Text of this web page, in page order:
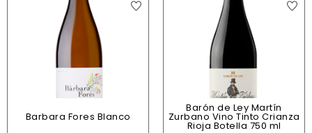
Barbara Fores Blanco
Barón de Ley Martín
Zurbano Vino Tinto Crianza
Rioja Botella 750 ml